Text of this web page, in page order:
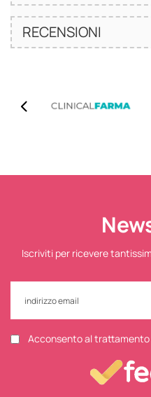
RECENSIONI
Iscriviti per ricevere
Acconsento al trattamento